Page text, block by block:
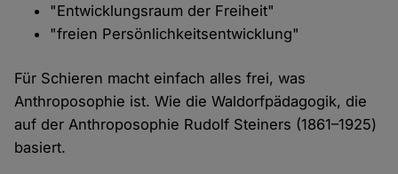
"Entwicklungsraum der Freiheit"
"freien Persönlichkeitsentwicklung"
Für Schieren macht einfach alles frei, was
Anthroposophie ist. Wie die Waldorfpädagogik, die
auf der Anthroposophie Rudolf Steiners (1861–1925)
basiert.